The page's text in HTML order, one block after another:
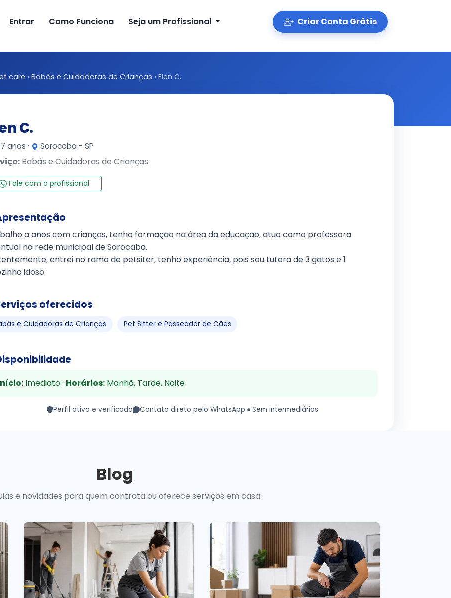
Entrar Como Funciona Seja um Profissional Criar Conta Grátis
care › Babás e Cuidadoras de Crianças › Elen C.
C.
anos · Sorocaba - SP
Babás e Cuidadoras de Crianças
Fale com o profissional
a anos com crianças, tenho formação na área da educação, atuo como professora
na rede municipal de Sorocaba.
entrei no ramo de petsiter, tenho experiência, pois sou tutora de 3 gatos e 1
idoso.
oferecidos
e Cuidadoras de Crianças Pet Sitter e Passeador de Cães
Imediato · Horários:Manhã, Tarde, Noite
Perfil ativo e verificado Contato direto pelo WhatsApp Sem intermediários
Blog
e novidades para quem contrata ou oferece serviços em casa.